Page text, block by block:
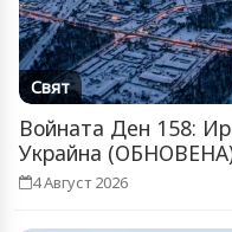
Свят
Войната Ден 158:
Украйна
4 Август 2026